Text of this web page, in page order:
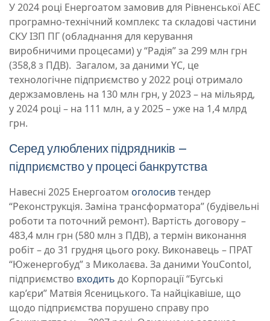
У 2024 році Енергоатом замовив для Рівненської АЕС
програмно-технічний комплекс та складові частини
СКУ ІЗП ПГ (обладнання для керування
виробничими процесами) у “Радія” за 299 млн грн
(358,8 з ПДВ). Загалом, за даними YC, це
технологічне підприємство у 2022 році отримало
держзамовлень на 130 млн грн, у 2023 – на мільярд,
у 2024 році – на 111 млн, а у 2025 – уже на 1,4 млрд
грн.
Серед улюблених підрядників –
підприємство у процесі банкрутства
Навесні 2025 Енергоатом оголосивтендер
“Реконструкція. Заміна трансформатора” (будівельні
роботи та поточний ремонт). Вартість договору –
483,4 млн грн (580 млн з ПДВ), а термін виконання
робіт – до 31 грудня цього року. Виконавець – ПРАТ
“Юженергобуд” з Миколаєва. За даними YouContol,
підприємство входить до Корпорації “Бугські
кар’єри” Матвія Ясеницького. Та найцікавіше, що
щодо підприємства порушено справу про